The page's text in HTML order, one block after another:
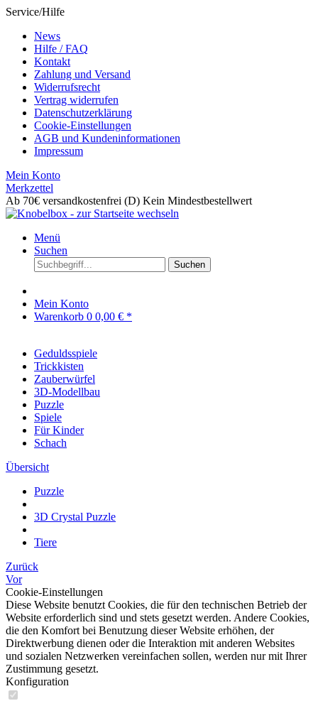
Service/Hilfe
News
Hilfe / FAQ
Kontakt
Zahlung und Versand
Widerrufsrecht
Vertrag widerrufen
Datenschutzerklärung
Cookie-Einstellungen
AGB und Kundeninformationen
Impressum
Mein Konto
Merkzettel
Ab 70€ versandkostenfrei (D) Kein Mindestbestellwert
Menü
Suchen
Suchen
Mein Konto
Warenkorb 0 0,00 € *
Geduldsspiele
Trickkisten
Zauberwürfel
3D-Modellbau
Puzzle
Spiele
Für Kinder
Schach
Übersicht
Puzzle
3D Crystal Puzzle
Tiere
Zurück
Vor
Cookie-Einstellungen
Diese Website benutzt Cookies, die für den technischen Betrieb der
Website erforderlich sind und stets gesetzt werden. Andere Cookies,
die den Komfort bei Benutzung dieser Website erhöhen, der
Direktwerbung dienen oder die Interaktion mit anderen Websites
und sozialen Netzwerken vereinfachen sollen, werden nur mit Ihrer
Zustimmung gesetzt.
Konfiguration